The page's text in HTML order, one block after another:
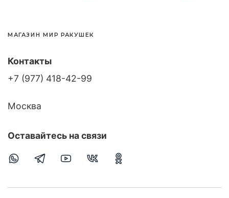
МАГАЗИН МИР РАКУШЕК
Контакты
+7 (977) 418-42-99
Москва
Оставайтесь на связи